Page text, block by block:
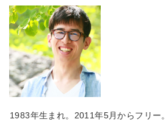
1983年生まれ。2011年5月からフリー。